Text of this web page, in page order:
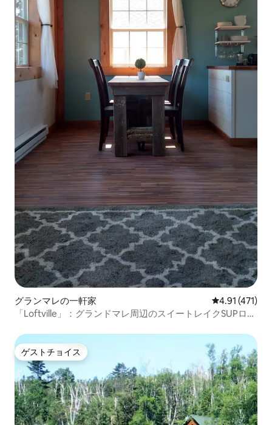
グランマレの一軒家 レビュー471
4.91 (471)
「Loftville」：グランドマレ周辺のスイートレイクSUPロフ
ゲストチョイス
ゲストチョイス